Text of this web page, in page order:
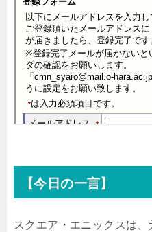
【今日の一言】
スクエア・エニックスは